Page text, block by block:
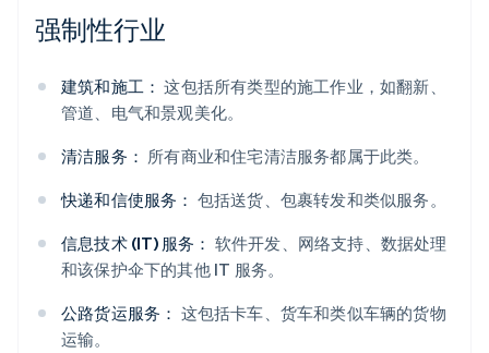
强制性行业
建筑和施工： 这包括所有类型的施工作业，如翻新、
管道、电气和景观美化。
清洁服务： 所有商业和住宅清洁服务都属于此类。
快递和信使服务： 包括送货、包裹转发和类似服务。
信息技术 (IT) 服务： 软件开发、网络支持、数据处理
和该保护伞下的其他 IT 服务。
公路货运服务： 这包括卡车、货车和类似车辆的货物
运输。